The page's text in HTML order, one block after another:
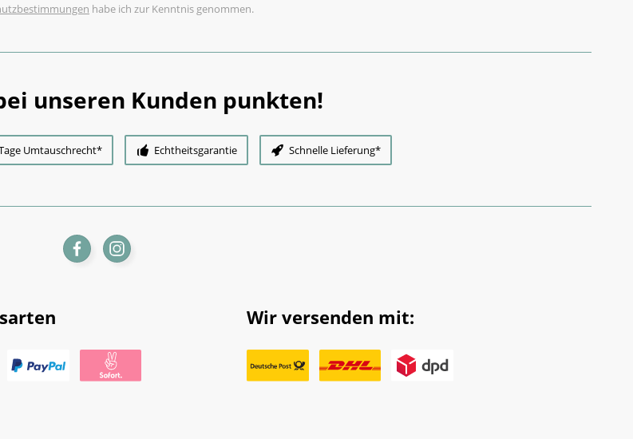
habe ich zur Kenntnis genommen.
unseren Kunden punkten!
Umtauschrecht* Echtheitsgarantie Schnelle Lieferung*
Wir versenden mit: